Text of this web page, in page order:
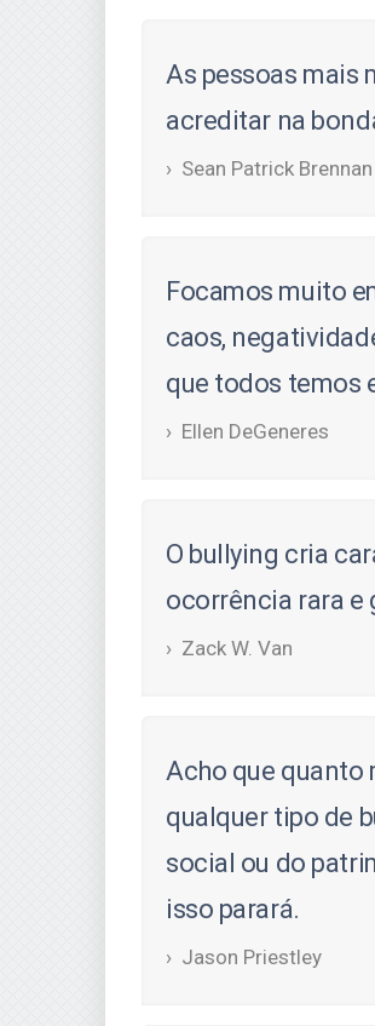
As pessoas mais
acreditar na
Sean Patrick Brennan
Focamos muito
caos,
que todos temos
Ellen DeGeneres
O bullying cria
ocorrência rara e
Zack W. Van
Acho que quanto
qualquer tipo de
social ou do
isso parará.
Jason Priestley